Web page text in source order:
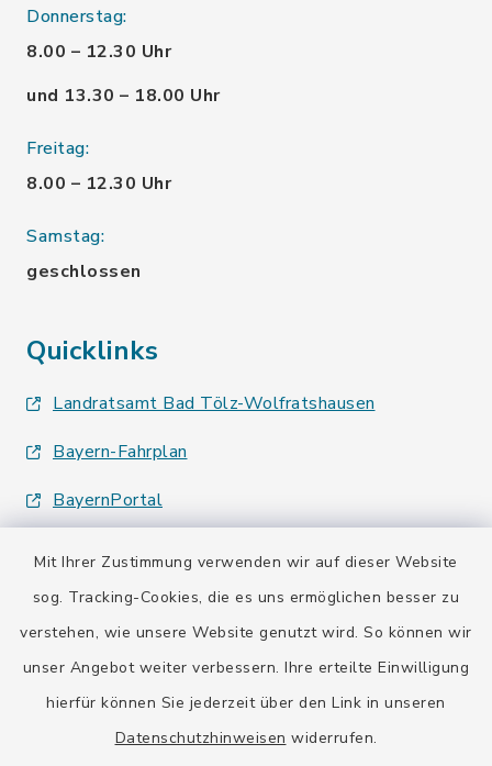
Mit Ihrer Zustimmung verwenden wir auf dieser Website
sog. Tracking-Cookies, die es uns ermöglichen besser zu
verstehen, wie unsere Website genutzt wird. So können wir
unser Angebot weiter verbessern. Ihre erteilte Einwilligung
hierfür können Sie jederzeit über den Link in unseren
Datenschutzhinweisen widerrufen.
Donnerstag:
8.00 – 12.30 Uhr
und 13.30 – 18.00 Uhr
Freitag:
8.00 – 12.30 Uhr
Samstag:
geschlossen
Quicklinks
Landratsamt Bad Tölz-Wolfratshausen
Bayern-Fahrplan
BayernPortal
Kontakt
Barrierefreiheit